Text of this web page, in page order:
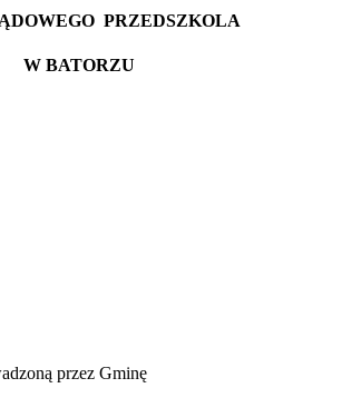
PRZEDSZKOLA
W BATORZU
przez Gminę